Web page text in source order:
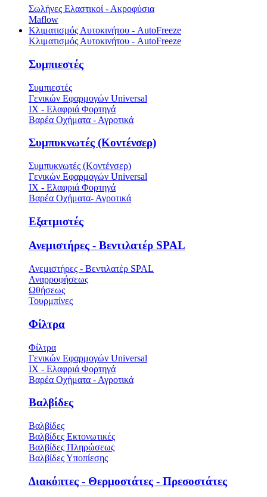
Σωλήνες Ελαστικοί - Ακροφύσια
Maflow
Κλιματισμός Αυτοκινήτου - AutoFreeze
Κλιματισμός Αυτοκινήτου - AutoFreeze
Συμπιεστές
Συμπιεστές
Γενικών Εφαρμογών Universal
ΙΧ - Ελαφριά Φορτηγά
Βαρέα Οχήματα - Αγροτικά
Συμπυκνωτές (Κοντένσερ)
Συμπυκνωτές (Κοντένσερ)
Γενικών Εφαρμογών Universal
ΙΧ - Ελαφριά Φορτηγά
Βαρέα Οχήματα- Αγροτικά
Εξατμιστές
Ανεμιστήρες - Βεντιλατέρ SPAL
Ανεμιστήρες - Βεντιλατέρ SPAL
Αναρροφήσεως
Ωθήσεως
Τουρμπίνες
Φίλτρα
Φίλτρα
Γενικών Εφαρμογών Universal
ΙΧ - Ελαφριά Φορτηγά
Βαρέα Οχήματα - Αγροτικά
Βαλβίδες
Βαλβίδες
Βαλβίδες Εκτονωτικές
Βαλβίδες Πληρώσεως
Βαλβίδες Υποπίεσης
Διακόπτες - Θερμοστάτες - Πρεσοστάτες